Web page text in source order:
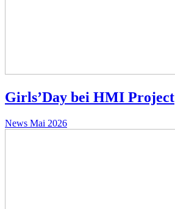
Girls’Day bei HMI Project
News Mai 2026